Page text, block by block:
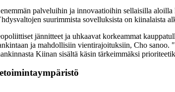
palveluihin ja innovaatioihin sellaisilla
suurimmista sovelluksista on kiinalaista
jännitteet ja uhkaavat korkeammat
ja mahdollisiin vientirajoituksiin, Cho
Kiinan sisältä käsin tärkeimmäksi